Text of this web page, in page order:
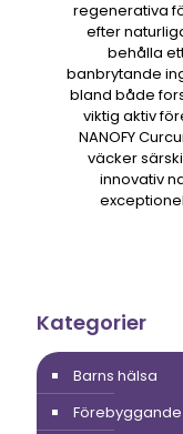
regenerativa
efter
behålla
banbrytande
bland både
viktig aktiv
NANOFY
väcker
innovativ
Kategorier
Barns hälsa